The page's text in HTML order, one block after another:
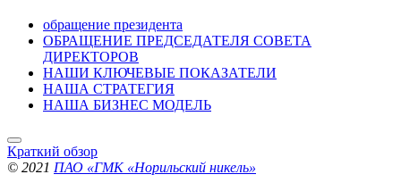
обращение президента
ОБРАЩЕНИЕ ПРЕДСЕДАТЕЛЯ СОВЕТА
ДИРЕКТОРОВ
НАШИ КЛЮЧЕВЫЕ ПОКАЗАТЕЛИ
НАША СТРАТЕГИЯ
НАША БИЗНЕС МОДЕЛЬ
Краткий обзор
© 2021 ПАО «ГМК «Норильский никель»